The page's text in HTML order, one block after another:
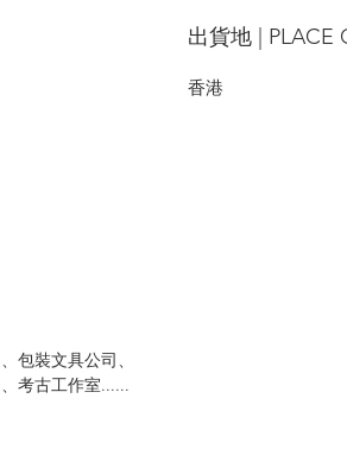
包裝文具公司、
考古工作室......
出貨地 | PLACE
香港